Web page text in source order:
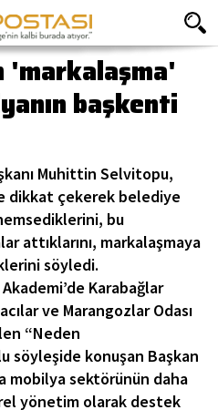
'markalaşma'
başkenti
Muhittin Selvitopu,
dikkat çekerek belediye
bu
attıklarını, markalaşmaya
söyledi.
Karabağlar
ve Marangozlar Odası
“Neden
söyleşide konuşan Başkan
mobilya sektörünün daha
yönetim olarak destek